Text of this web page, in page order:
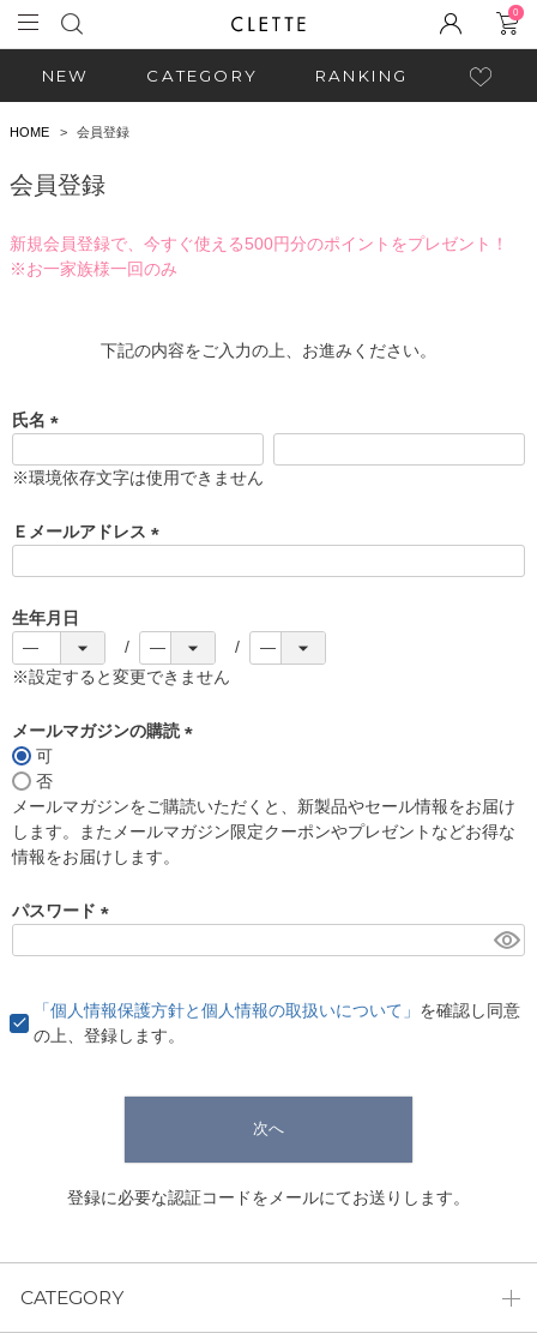
0
NEW CATEGORY RANKING
HOME 会員登録
会員登録
新規会員登録で、今すぐ使える500円分のポイントをプレゼント！
※お一家族様一回のみ
下記の内容をご入力の上、お進みください。
氏名
必
)
※環境依存文字は使用できません
Ｅメールアドレス
)
生年月日
※設定すると変更できません
メールマガジンの購読
須
)
可
否
メールマガジンをご購読いただくと、新製品やセール情報をお届け
します。またメールマガジン限定クーポンやプレゼントなどお得な
情報をお届けします。
パスワード
)
「個人情報保護方針と個人情報の取扱いについて」 を確認し同意
の上、登録します。
次へ
登録に必要な認証コードをメールにてお送りします。
CATEGORY